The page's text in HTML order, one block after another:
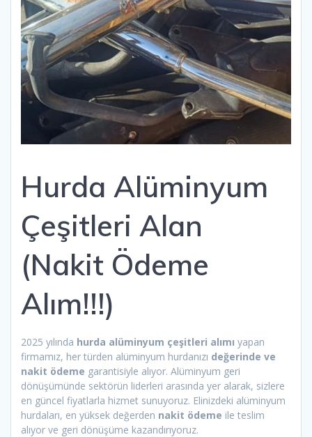
Hurda Alüminyum
Çeşitleri Alan
(Nakit Ödeme
Alım!!!)
2025 yılında hurda alüminyum çeşitleri alımı yapan
firmamız, her türden alüminyum hurdanızı değerinde ve
nakit ödeme garantisiyle alıyor. Alüminyum geri
dönüşümünde sektörün liderleri arasında yer alarak, sizlere
en güncel fiyatlarla hizmet sunuyoruz. Elinizdeki alüminyum
hurdaları, en yüksek değerden nakit ödeme ile teslim
alıyor ve geri dönüşüme kazandırıyoruz.